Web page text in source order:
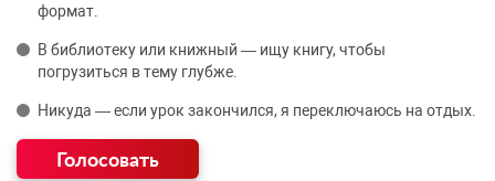
формат.
В библиотеку или книжный — ищу книгу, чтобы
погрузиться в тему глубже.
Никуда — если урок закончился, я переключаюсь на отдых.